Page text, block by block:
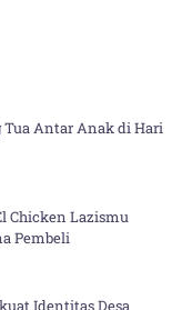
Tua Antar Anak di Hari
Chicken Lazismu
Pembeli
Identitas Desa